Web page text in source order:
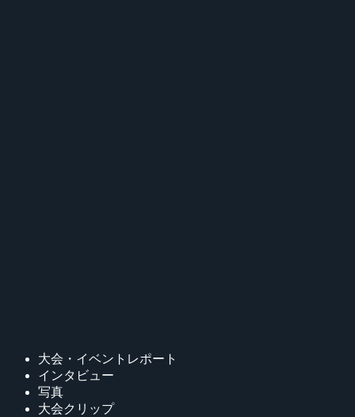
大会・イベントレポート
インタビュー
写真
大会クリップ